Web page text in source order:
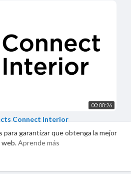
garantizar que obtenga la mejor
Aprende más
00:00:26
Connect Interior